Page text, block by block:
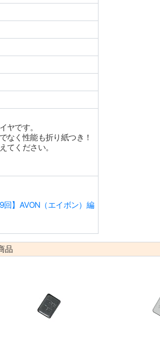
ヤです。
なく性能も折り紙つき！
てください。
】AVON（エイボン）編
品